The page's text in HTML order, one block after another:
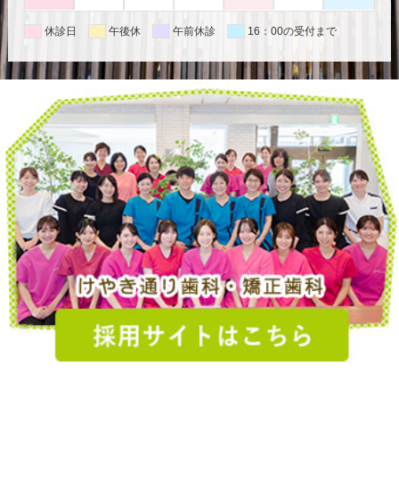
休診日 午後休 午前休診 16：00の受付まで